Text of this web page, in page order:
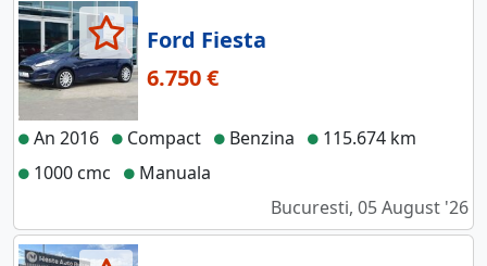
Ford Fiesta
6.750 €
An 2016 Compact Benzina
115.674 km
1000 cmc
Manuala
Bucuresti, 05 August '26